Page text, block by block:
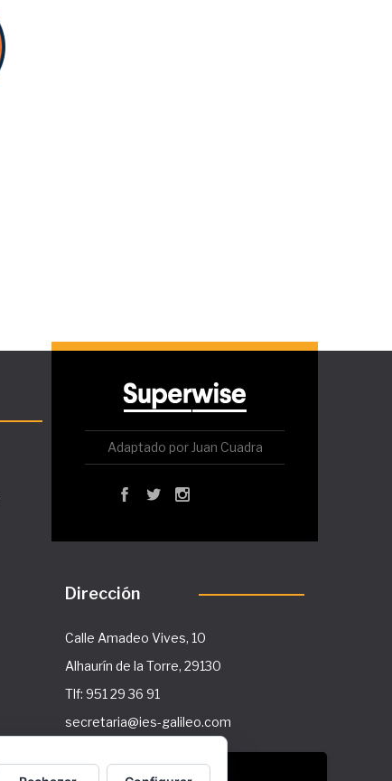
Adaptado por Juan Cuadra
Dirección
Calle Amadeo Vives, 10
Alhaurín de la Torre, 29130
Tlf: 951 29 36 91
secretaria@ies-galileo.com